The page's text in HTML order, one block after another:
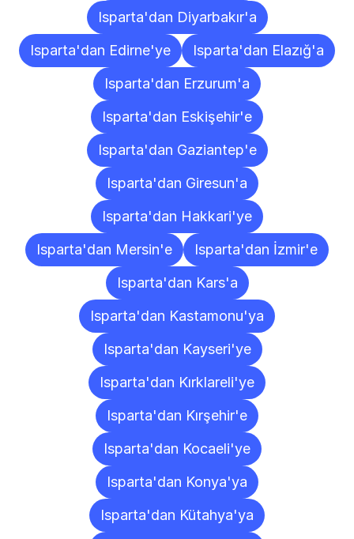
Isparta'dan Diyarbakır'a
Isparta'dan Edirne'ye
Isparta'dan Elazığ'a
Isparta'dan Erzurum'a
Isparta'dan Eskişehir'e
Isparta'dan Gaziantep'e
Isparta'dan Giresun'a
Isparta'dan Hakkari'ye
Isparta'dan Mersin'e
Isparta'dan İzmir'e
Isparta'dan Kars'a
Isparta'dan Kastamonu'ya
Isparta'dan Kayseri'ye
Isparta'dan Kırklareli'ye
Isparta'dan Kırşehir'e
Isparta'dan Kocaeli'ye
Isparta'dan Konya'ya
Isparta'dan Kütahya'ya